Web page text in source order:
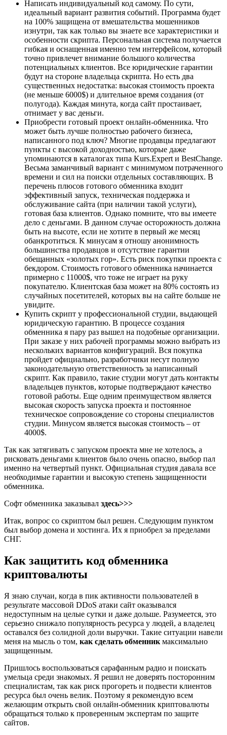
Написать индивидуальный код самому. По сути,
идеальный вариант развития событий. Программа будет
на 100% защищена от вмешательства мошенников
изнутри, так как только вы знаете все характеристики и
особенности скрипта. Персональная система получается
гибкая и оснащенная именно тем интерфейсом, который
точно привлечет внимание большого количества
потенциальных клиентов. Все юридические гарантии
будут на стороне владельца скрипта. Но есть два
существенных недостатка: высокая стоимость проекта
(не меньше 6000$) и длительное время создания (от
полугода). Каждая минута, когда сайт простаивает,
отнимает у вас деньги.
Приобрести готовый проект онлайн-обменника. Что
может быть лучше полностью рабочего бизнеса,
написанного под ключ? Многие продавцы предлагают
пункты с высокой доходностью, которые даже
упоминаются в каталогах типа Kurs.Expert и BestChange.
Весьма заманчивый вариант с минимумом потраченного
времени и сил на поиски отдельных составляющих. В
перечень плюсов готового обменника входит
эффективный запуск, техническая поддержка и
обслуживание сайта (при наличии такой услуги),
готовая база клиентов. Однако помните, что вы имеете
дело с деньгами. В данном случае осторожность должна
быть на высоте, если не хотите в первый же месяц
обанкротиться. К минусам я отношу анонимность
большинства продавцов и отсутствие гарантии
обещанных «золотых гор». Есть риск покупки проекта с
бекдором. Стоимость готового обменника начинается
примерно с 11000$, что тоже не играет на руку
покупателю. Клиентская база может на 80% состоять из
случайных посетителей, которых вы на сайте больше не
увидите.
Купить скрипт у профессиональной студии, выдающей
юридическую гарантию. В процессе создания
обменника я пару раз вышел на подобные организации.
При заказе у них рабочей программы можно выбрать из
нескольких вариантов конфигураций. Вся покупка
пройдет официально, разработчики несут полную
законодательную ответственность за написанный
скрипт. Как правило, такие студии могут дать контакты
владельцев пунктов, которые подтверждают качество
готовой работы. Еще одним преимуществом является
высокая скорость запуска проекта и постоянное
техническое сопровождение со стороны специалистов
студии. Минусом является высокая стоимость – от
4000$.
Так как затягивать с запуском проекта мне не хотелось, а
рисковать деньгами клиентов было очень опасно, выбор пал
именно на четвертый пункт. Официальная студия давала все
необходимые гарантии и высокую степень защищенности
обменника.
Софт обменника заказывал здесь>>>
Итак, вопрос со скриптом был решен. Следующим пунктом
был выбор домена и хостинга. Их я приобрел за пределами
СНГ.
Как защитить код обменника
криптовалюты
Я знаю случаи, когда в пик активности пользователей в
результате массовой DDoS атаки сайт оказывался
недоступным на целые сутки и даже дольше. Разумеется, это
серьезно снижало популярность ресурса у людей, а владелец
оставался без солидной доли выручки. Такие ситуации навели
меня на мысль о том, как сделать обменник максимально
защищенным.
Пришлось воспользоваться сарафанным радио и поискать
умельца среди знакомых. Я решил не доверять посторонним
специалистам, так как риск прогореть и подвести клиентов
ресурса был очень велик. Поэтому я рекомендую всем
желающим открыть свой онлайн-обменник криптовалюты
обращаться только к проверенным экспертам по защите
сайтов.